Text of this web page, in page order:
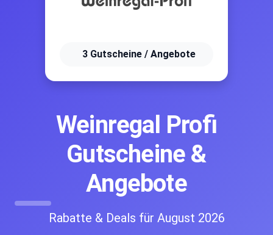
3 Gutscheine / Angebote
Weinregal Profi
Gutscheine &
Angebote
Rabatte & Deals für August 2026